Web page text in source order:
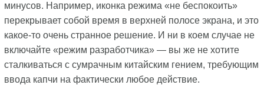
минусов. Например, иконка режима «не беспокоить»
перекрывает собой время в верхней полосе экрана, и это
какое-то очень странное решение. И ни в коем случае не
включайте «режим разработчика» — вы же не хотите
сталкиваться с сумрачным китайским гением, требующим
ввода капчи на фактически любое действие.